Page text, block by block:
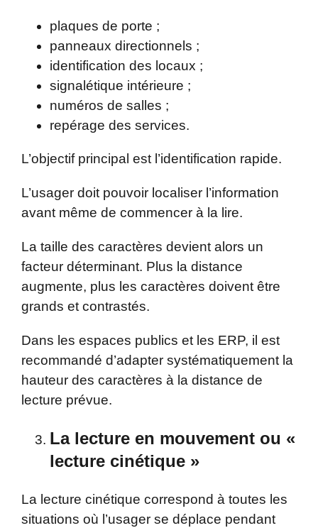
plaques de porte ;
panneaux directionnels ;
identification des locaux ;
signalétique intérieure ;
numéros de salles ;
repérage des services.
L’objectif principal est l’identification rapide.
L’usager doit pouvoir localiser l’information
avant même de commencer à la lire.
La taille des caractères devient alors un
facteur déterminant. Plus la distance
augmente, plus les caractères doivent être
grands et contrastés.
Dans les espaces publics et les ERP, il est
recommandé d’adapter systématiquement la
hauteur des caractères à la distance de
lecture prévue.
La lecture en mouvement ou «
lecture cinétique »
La lecture cinétique correspond à toutes les
situations où l’usager se déplace pendant